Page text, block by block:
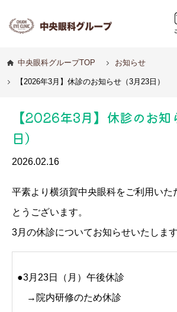
中央眼科グループTOP お知らせ
【2026年3月】休診のお知らせ（3月23日）
【2026年3月】休診のお
日）
2026.02.16
平素より横須賀中央眼科をご利用いた
とうございます。
3月の休診についてお知らせいたします
●3月23日（月）午後休診
→院内研修のため休診